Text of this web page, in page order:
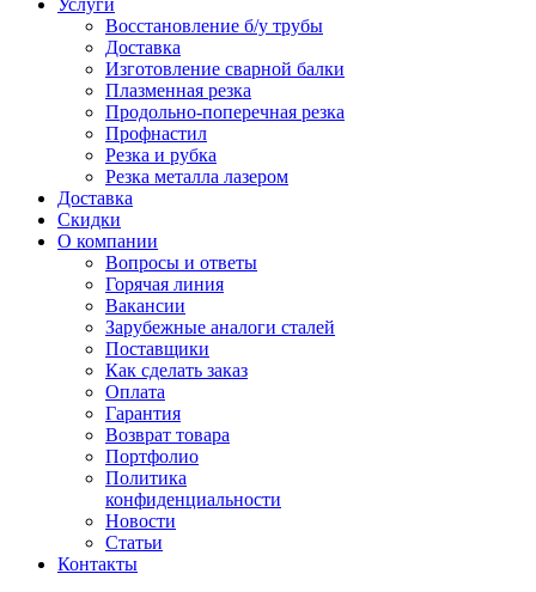
Услуги
Восстановление б/у трубы
Доставка
Изготовление сварной балки
Плазменная резка
Продольно-поперечная резка
Профнастил
Резка и рубка
Резка металла лазером
Доставка
Скидки
О компании
Вопросы и ответы
Горячая линия
Вакансии
Зарубежные аналоги сталей
Поставщики
Как сделать заказ
Оплата
Гарантия
Возврат товара
Портфолио
Политика
конфиденциальности
Новости
Статьи
Контакты